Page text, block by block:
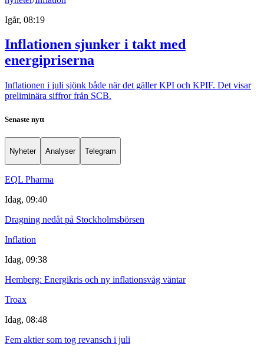
Igår, 08:19
Inflationen sjunker i takt med
energipriserna
Inflationen i juli sjönk både när det gäller KPI och KPIF. Det visar
preliminära siffror från SCB.
Senaste nytt
Nyheter Analyser Telegram
EQL Pharma
Idag, 09:40
Dragning nedåt på Stockholmsbörsen
Inflation
Idag, 09:38
Hemberg: Energikris och ny inflationsvåg väntar
Troax
Idag, 08:48
Fem aktier som tog revansch i juli